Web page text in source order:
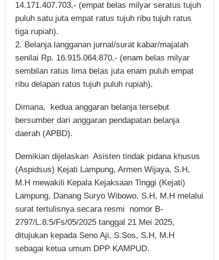
14.171.407.703,- (empat belas milyar seratus tujuh
puluh satu juta empat ratus tujuh ribu tujuh ratus
tiga rupiah).
2. Belanja langganan jurnal/surat kabar/majalah
senilai Rp. 16.915.064.870,- (enam belas milyar
sembilan ratus lima belas juta enam puluh empat
ribu delapan ratus tujuh puluh rupiah).
Dimana, kedua anggaran belanja tersebut
bersumber dari anggaran pendapatan belanja
daerah (APBD).
Demikian dijelaskan Asisten tindak pidana khusus
(Aspidsus) Kejati Lampung, Armen Wijaya, S.H,
M.H mewakili Kepala Kejaksaan Tinggi (Kejati)
Lampung, Danang Suryo Wibowo, S.H, M.H melalui
surat tertulisnya secara resmi nomor B-
2797/L.8.5/Fs/05/2025 tanggal 21 Mei 2025,
ditujukan kepada Seno Aji, S.Sos, S.H, M.H
sebagai ketua umum DPP KAMPUD.